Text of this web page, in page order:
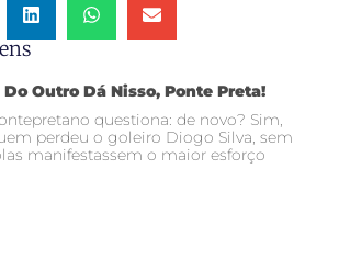
Outro Dá Nisso, Ponte Preta!
questiona: de novo? Sim,
perdeu o goleiro Diogo Silva, sem
manifestassem o maior esforço